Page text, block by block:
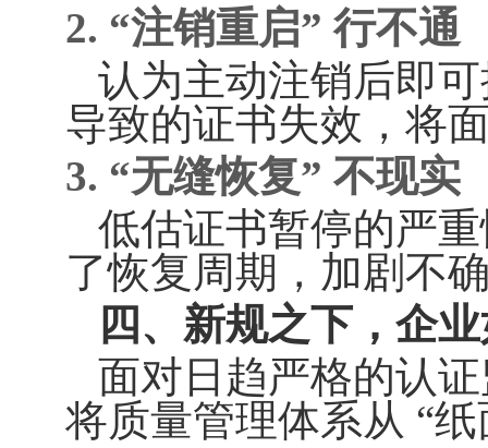
2. “注销重启” 行不通
认为主动注销后即
导致的证书失效，将
3. “无缝恢复” 不现实
低估证书暂停的严
了恢复周期，加剧不
四、新规之下，企
面对日趋严格的认
将质量管理体系从 “